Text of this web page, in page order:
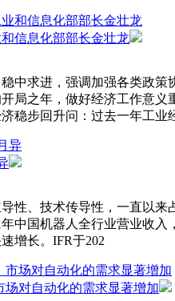
信息化部部长金壮龙
中求进，强调加强各类政
局之年，做好经济工作意
稳步回升问：过去一年工业
性、技术传导性，一直以
中国机器人全行业营业收
增长。IFR于202
场对自动化的需求显著增加